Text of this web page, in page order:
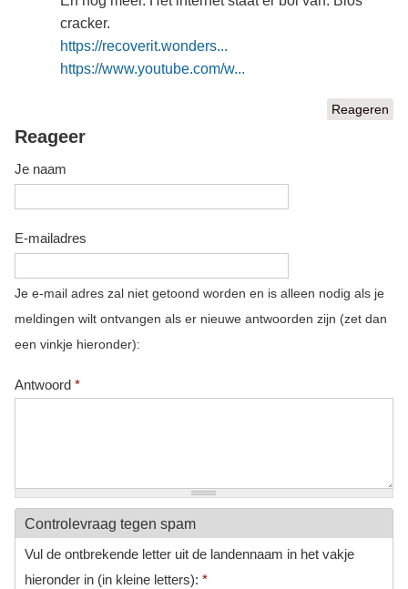
cracker.
https://recoverit.wonders...
https://www.youtube.com/w...
Reageren
Reageer
Je naam
E-mailadres
Je e-mail adres zal niet getoond worden en is alleen nodig als je
meldingen wilt ontvangen als er nieuwe antwoorden zijn (zet dan
een vinkje hieronder):
Antwoord *
Controlevraag tegen spam
Vul de ontbrekende letter uit de landennaam in het vakje
hieronder in (in kleine letters): *